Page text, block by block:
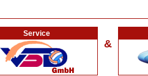
Service
&